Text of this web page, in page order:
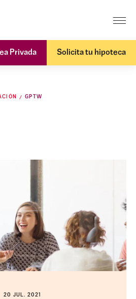
Privada Solicita tu hipoteca
GPTW
20 JUL. 2021